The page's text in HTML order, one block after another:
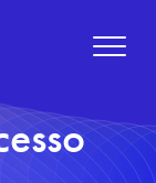
Toggle